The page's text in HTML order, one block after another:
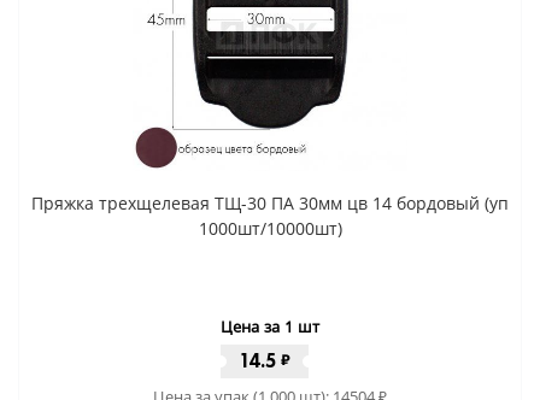
Пряжка трехщелевая ТЩ-30 ПА 30мм цв 14 бордовый (уп
1000шт/10000шт)
Цена за 1 шт
14.5 ₽